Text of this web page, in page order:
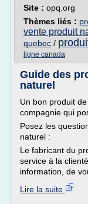
Site : opq.org
Thèmes liés :
vente produit
quebec /
ligne canada
Guide des
naturel
Un bon produit
compagnie qui
Posez les
naturel :
Le fabricant du
service à la
information, de
Lire la suite